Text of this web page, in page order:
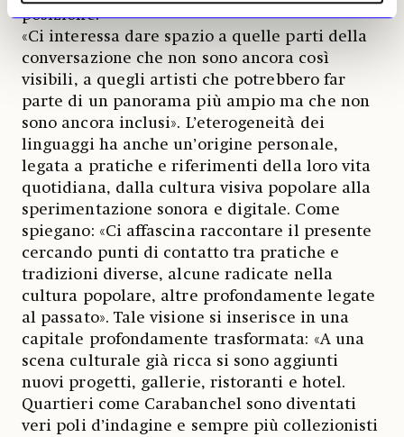
posizione:
«Ci interessa dare spazio a quelle parti della
conversazione che non sono ancora così
visibili, a quegli artisti che potrebbero far
parte di un panorama più ampio ma che non
sono ancora inclusi». L’eterogeneità dei
linguaggi ha anche un’origine personale,
legata a pratiche e riferimenti della loro vita
quotidiana, dalla cultura visiva popolare alla
sperimentazione sonora e digitale. Come
spiegano: «Ci affascina raccontare il presente
cercando punti di contatto tra pratiche e
tradizioni diverse, alcune radicate nella
cultura popolare, altre profondamente legate
al passato». Tale visione si inserisce in una
capitale profondamente trasformata: «A una
scena culturale già ricca si sono aggiunti
nuovi progetti, gallerie, ristoranti e hotel.
Quartieri come Carabanchel sono diventati
veri poli d’indagine e sempre più collezionisti